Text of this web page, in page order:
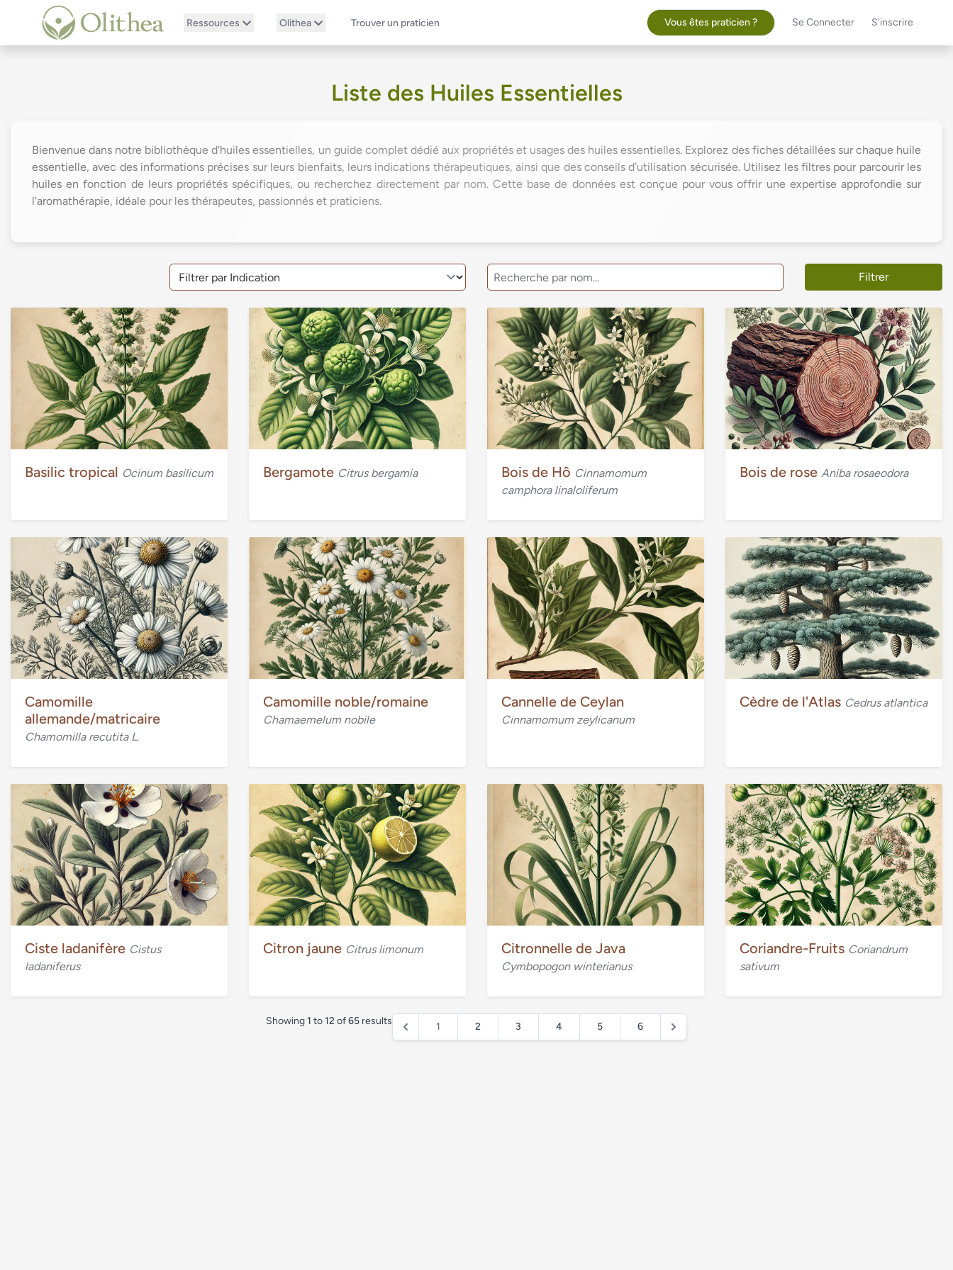
Ressources Olithea Trouver un praticien Vous êtes praticien ? Se Connecter S'inscrire
Liste des Huiles Essentielles
Bienvenue dans notre bibliothèque d'huiles essentielles, un guide complet dédié aux propriétés et usages des huiles essentielles. Explorez des fiches détaillées sur chaque huile
essentielle, avec des informations précises sur leurs bienfaits, leurs indications thérapeutiques, ainsi que des conseils d’utilisation sécurisée. Utilisez les filtres pour parcourir les
huiles en fonction de leurs propriétés spécifiques, ou recherchez directement par nom. Cette base de données est conçue pour vous offrir une expertise approfondie sur
l'aromathérapie, idéale pour les thérapeutes, passionnés et praticiens.
Filtrer par Indication Recherche par Nom Filtrer
Basilic tropical Ocinum basilicum Bergamote Citrus bergamia Bois de Hô Cinnamomum
camphora linaloliferum
Bois de rose Aniba rosaeodora
Camomille
allemande/matricaire
Chamomilla recutita L.
Camomille noble/romaine
Chamaemelum nobile
Cannelle de Ceylan
Cinnamomum zeylicanum
Cèdre de l'Atlas Cedrus atlantica
Ciste ladanifère Cistus
ladaniferus
Citron jaune Citrus limonum Citronnelle de Java
Cymbopogon winterianus
Coriandre-Fruits Coriandrum
sativum
Showing1 to12of65 results 1 2 3 4 5 6